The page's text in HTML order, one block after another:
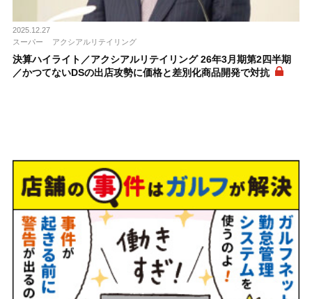
2025.12.27
スーパー
アクシアルリテイリング
決算ハイライト／アクシアルリテイリング 26年3月期第2四半期
／かつてないDSの出店攻勢に価格と差別化商品開発で対抗